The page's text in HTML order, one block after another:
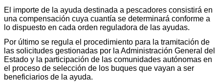
El importe de la ayuda destinada a pescadores consistirá en
una compensación cuya cuantía se determinará conforme a
lo dispuesto en cada orden reguladora de las ayudas.
Por último se regula el procedimiento para la tramitación de
las solicitudes gestionadas por la Administración General del
Estado y la participación de las comunidades autónomas en
el proceso de selección de los buques que vayan a ser
beneficiarios de la ayuda.